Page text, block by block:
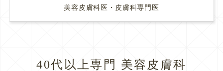
美容皮膚科医・皮膚科専門医
40代以上専門 美容皮膚科